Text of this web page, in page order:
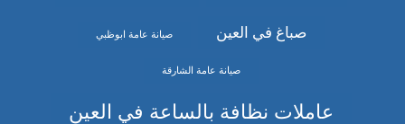
صباغ في العين صيانة عامة ابوظبي
صيانة عامة الشارقة
عاملات نظافة بالساعة في العين